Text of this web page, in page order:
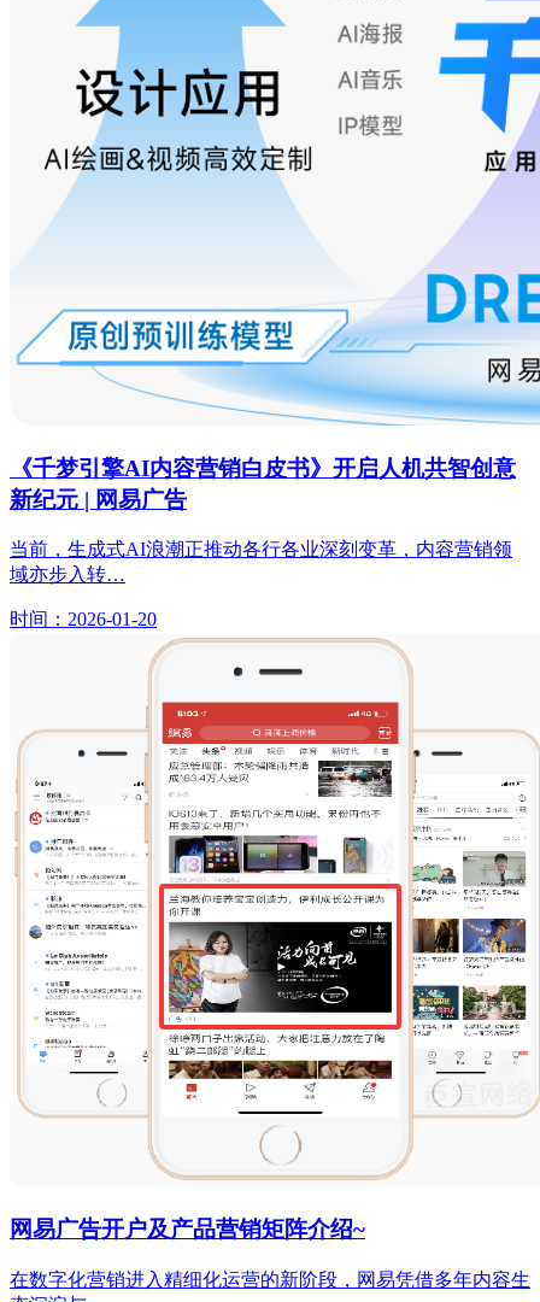
《千梦引擎AI内容营销白皮书》开启人机共智创意
新纪元 | 网易广告
当前，生成式AI浪潮正推动各行各业深刻变革，内容营销领
域亦步入转…
时间：2026-01-20
网易广告开户及产品营销矩阵介绍~
在数字化营销进入精细化运营的新阶段，网易凭借多年内容生